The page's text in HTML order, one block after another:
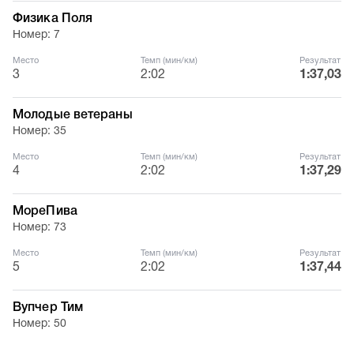
Физика Поля
Номер: 7
Место
3
Темп (мин/км)
2:02
Результат
1:37,03
Молодые ветераны
Номер: 35
Место
4
Темп (мин/км)
2:02
Результат
1:37,29
МореПива
Номер: 73
Место
5
Темп (мин/км)
2:02
Результат
1:37,44
Вупчер Тим
Номер: 50